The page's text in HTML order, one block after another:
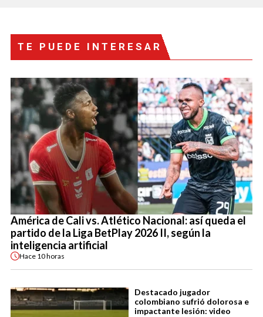
TE PUEDE INTERESAR
América de Cali vs. Atlético Nacional: así queda el
partido de la Liga BetPlay 2026 II, según la
inteligencia artificial
Hace 10 horas
Destacado jugador
colombiano sufrió dolorosa e
impactante lesión: video